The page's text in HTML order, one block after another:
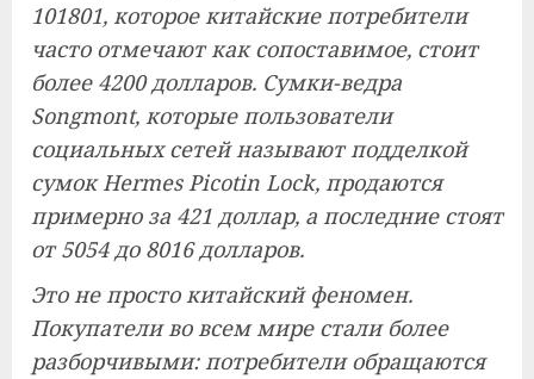
101801, которое китайские потребители
часто отмечают как сопоставимое, стоит
более 4200 долларов. Сумки-ведра
Songmont, которые пользователи
социальных сетей называют подделкой
сумок Hermes Picotin Lock, продаются
примерно за 421 доллар, а последние стоят
от 5054 до 8016 долларов.
Это не просто китайский феномен.
Покупатели во всем мире стали более
разборчивыми: потребители обращаются